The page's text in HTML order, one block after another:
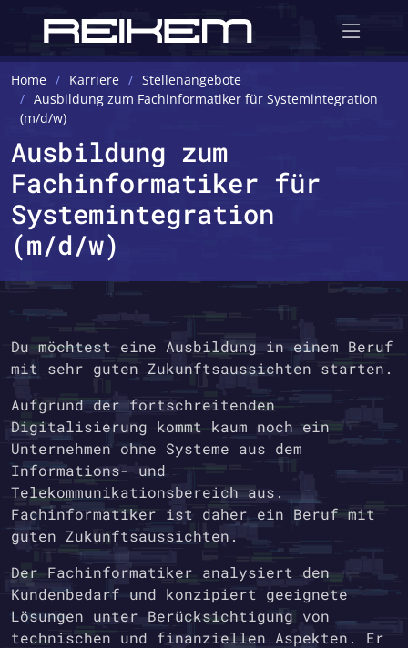
Home Karriere
Stellenangebote
Ausbildung zum Fachinformatiker für Systemintegration
(m/d/w)
Ausbildung zum
Fachinformatiker für
Systemintegration
(m/d/w)
Du möchtest eine Ausbildung in einem Beruf
mit sehr guten Zukunftsaussichten starten.
Aufgrund der fortschreitenden
Digitalisierung kommt kaum noch ein
Unternehmen ohne Systeme aus dem
Informations- und
Telekommunikationsbereich aus.
Fachinformatiker ist daher ein Beruf mit
guten Zukunftsaussichten.
Der Fachinformatiker analysiert den
Kundenbedarf und konzipiert geeignete
Lösungen unter Berücksichtigung von
technischen und finanziellen Aspekten. Er